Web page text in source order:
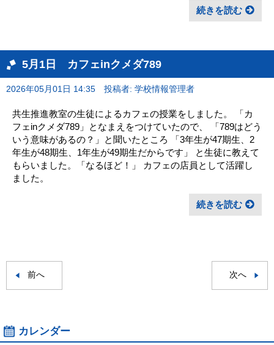
続きを読む
5月1日 カフェinクメダ789
2026年05月01日 14:35 投稿者: 学校情報管理者
共生推進教室の生徒によるカフェの授業をしました。 「カ
フェinクメダ789」となまえをつけていたので、 「789はどう
いう意味があるの？」と聞いたところ 「3年生が47期生、2
年生が48期生、1年生が49期生だからです」 と生徒に教えて
もらいました。「なるほど！」 カフェの店員として活躍し
ました。
続きを読む
前へ 次へ
カレンダー